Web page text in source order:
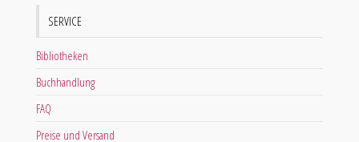
SERVICE
Bibliotheken
Buchhandlung
FAQ
Preise und Versand